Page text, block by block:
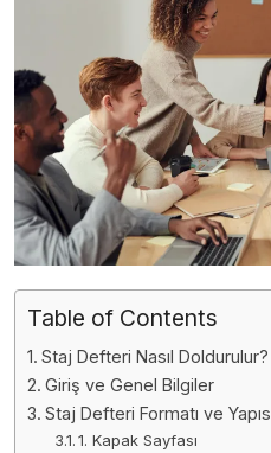
Table of Contents
Staj Defteri Nasıl
Giriş ve Genel Bilgiler
Staj Defteri Formatı ve
1. Kapak Sayfası